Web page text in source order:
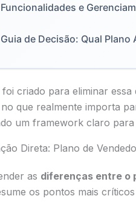
Funcionalidades e
Guia de Decisão: Qual
foi criado para eliminar
que realmente importa
um framework claro
Direta: Plano de
as diferenças entre o
os pontos mais